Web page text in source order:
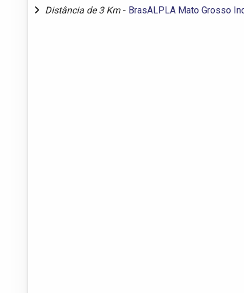
Distância de 3 Km - BrasALPLA Mato Grosso